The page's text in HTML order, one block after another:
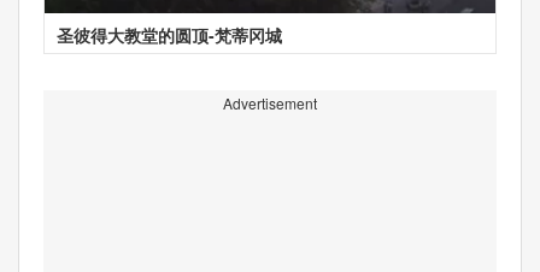
圣彼得大教堂的圆顶-梵蒂冈城
Advertisement